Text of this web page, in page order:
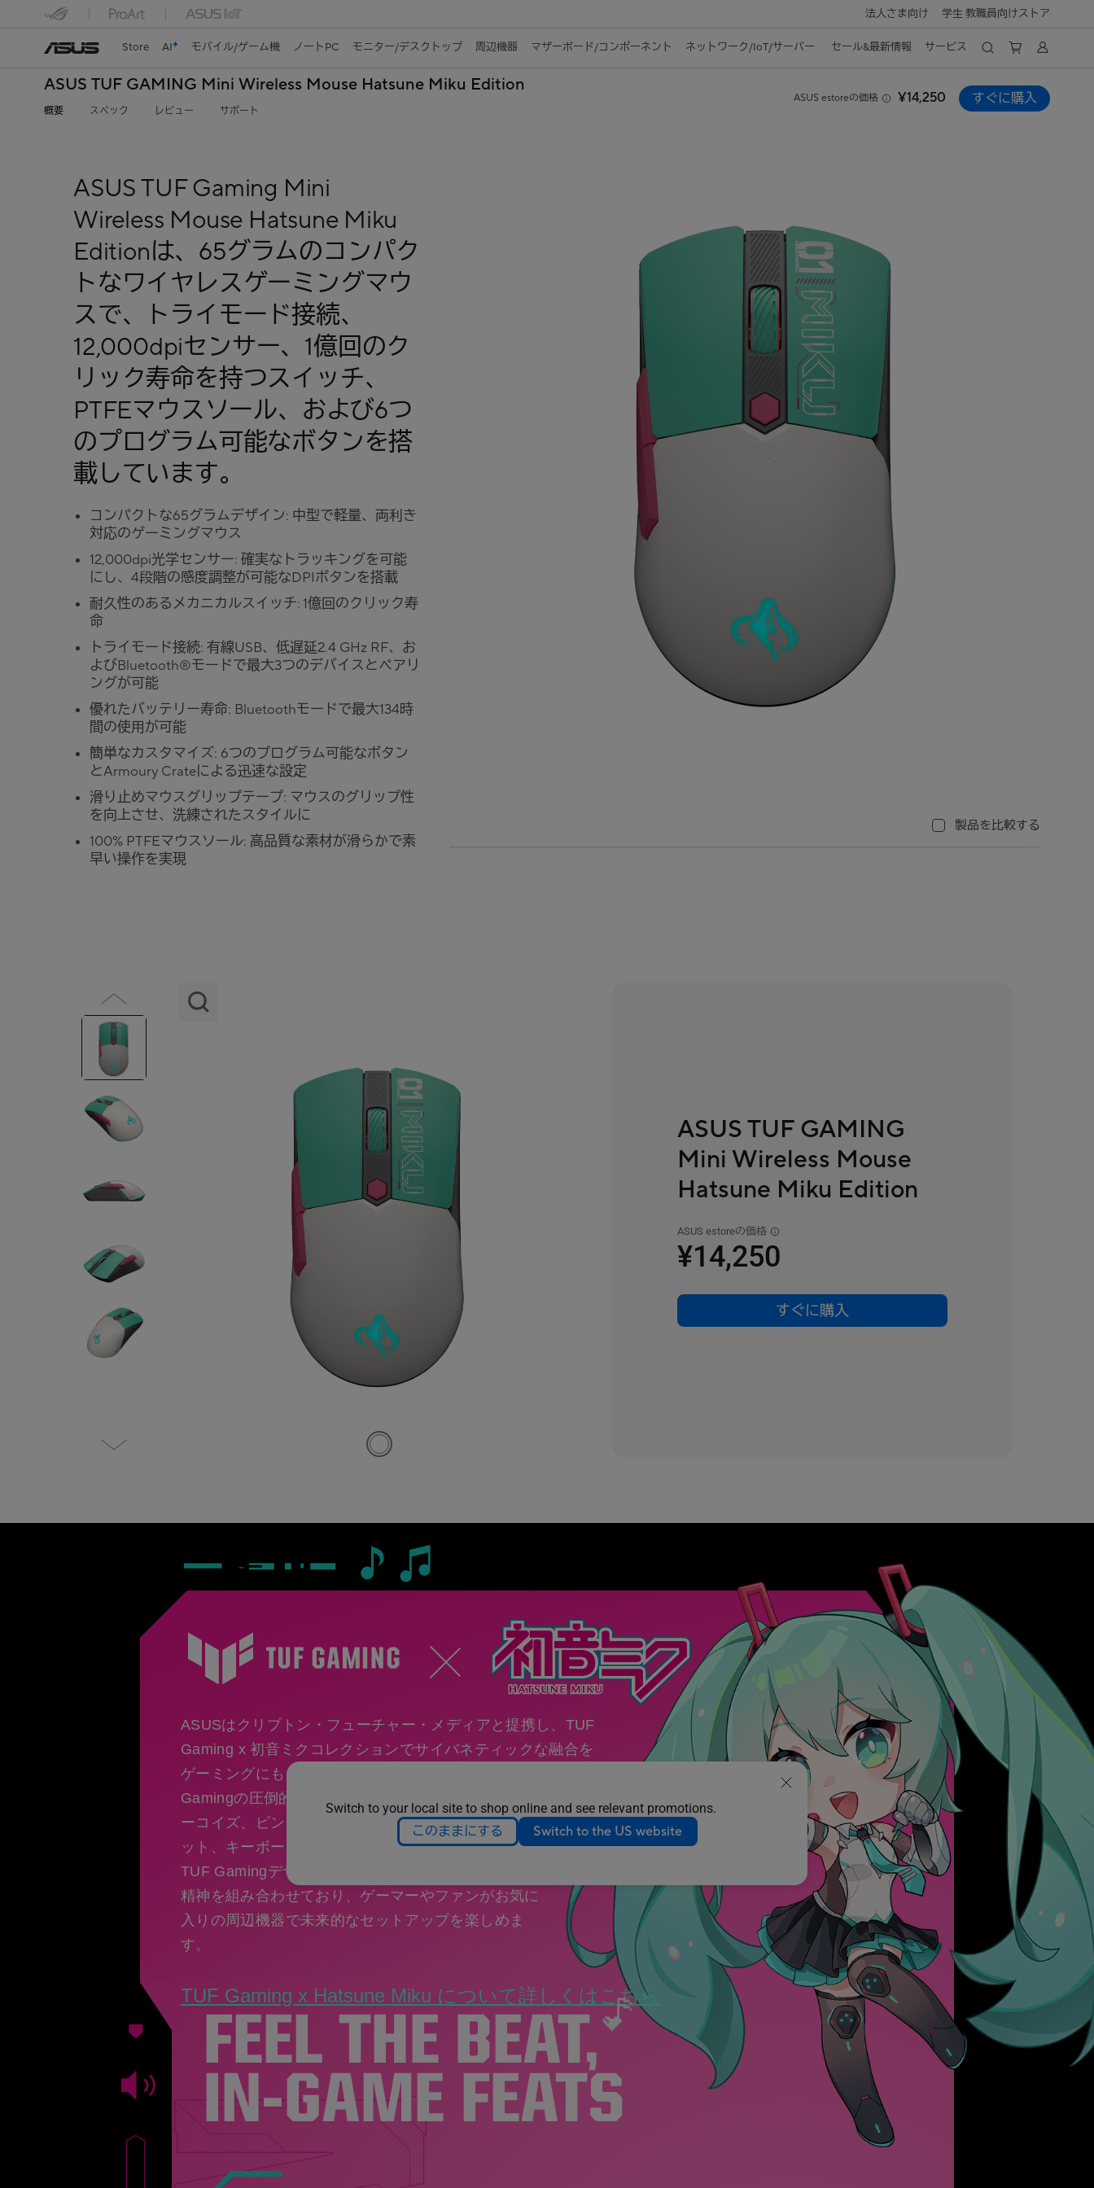
Switch to your local site to shop online and see relevant promotions.
このままにする Switch to the US website
法人さま向け 学生 教職員向けストア
Store AI モバイル/ゲーム機 ノートPC モニター/デスクトップ 周辺機器 マザーボード/コンポーネント ネットワーク/IoT/サーバー セール&最新情報 サービス
ASUS TUF GAMING Mini Wireless Mouse Hatsune Miku Edition
概要 スペック レビュー サポート
ASUS estoreの価格 ¥14,250 すぐに購入
ASUS TUF Gaming Mini
Wireless Mouse Hatsune Miku
Editionは、65グラムのコンパク
トなワイヤレスゲーミングマウ
スで、トライモード接続、
12,000dpiセンサー、1億回のク
リック寿命を持つスイッチ、
PTFEマウスソール、および6つ
のプログラム可能なボタンを搭
載しています。
コンパクトな65グラムデザイン: 中型で軽量、両利き
対応のゲーミングマウス
12,000dpi光学センサー: 確実なトラッキングを可能
にし、4段階の感度調整が可能なDPIボタンを搭載
耐久性のあるメカニカルスイッチ: 1億回のクリック寿
命
トライモード接続: 有線USB、低遅延2.4 GHz RF、お
よびBluetooth®モードで最大3つのデバイスとペアリ
ングが可能
優れたバッテリー寿命: Bluetoothモードで最大134時
間の使用が可能
簡単なカスタマイズ: 6つのプログラム可能なボタン
とArmoury Crateによる迅速な設定
滑り止めマウスグリップテープ: マウスのグリップ性
を向上させ、洗練されたスタイルに
100% PTFEマウスソール: 高品質な素材が滑らかで素
早い操作を実現
製品を比較する
ASUSはクリプトン・フューチャー・メディアと提携し、TUF
Gaming x 初音ミクコレクションでサイバネティックな融合を
ゲーミングにもたらします。デビューラインアップは、TUF
Gamingの圧倒的な耐久性とミクのシグネチャーであるタ
ーコイズ、ピンクのカラースキームを融合したヘッドセ
ット、キーボード、マウス、マウスパッド。象徴的な
TUF Gamingデザインと鮮やかで遊び心のあるミクの
精神を組み合わせており、ゲーマーやファンがお気に
入りの周辺機器で未来的なセットアップを楽しめま
す。
TUF Gaming x Hatsune Miku について詳しくはこちら
FEEL THE BEAT,
IN-GAME FEATS